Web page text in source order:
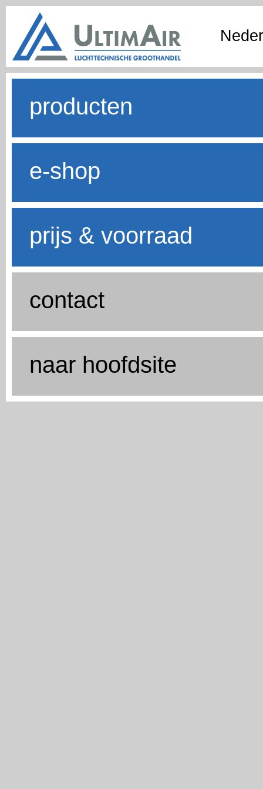
producten
e-shop
prijs & voorraad
contact
naar hoofdsite